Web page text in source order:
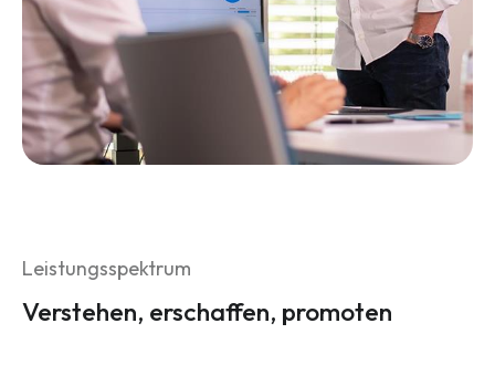
Leistungsspektrum
Verstehen, erschaffen, promoten